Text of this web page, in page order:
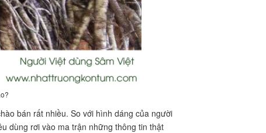
bán rất nhiều. So với hình dáng của người
dùng rơi vào ma trận những thông tin thật